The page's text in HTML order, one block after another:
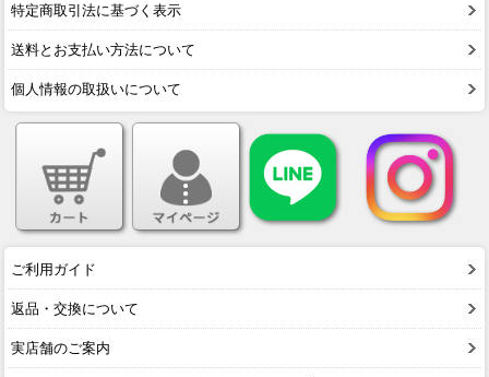
特定商取引法に基づく表示
送料とお支払い方法について
個人情報の取扱いについて
ご利用ガイド
返品・交換について
実店舗のご案内